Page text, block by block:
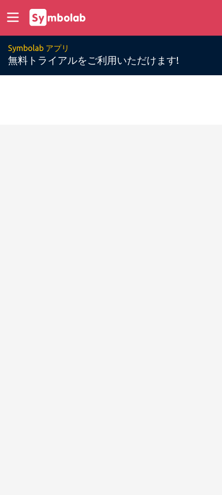
Symbolab アプリ
無料トライアルをご利用いただけます!